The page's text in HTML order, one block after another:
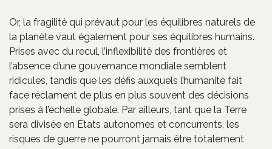
Or, la fragilité qui prévaut pour les équilibres naturels de
la planète vaut également pour ses équilibres humains.
Prises avec du recul, l’inflexibilité des frontières et
l’absence d’une gouvernance mondiale semblent
ridicules, tandis que les défis auxquels l’humanité fait
face réclament de plus en plus souvent des décisions
prises à l’échelle globale. Par ailleurs, tant que la Terre
sera divisée en États autonomes et concurrents, les
risques de guerre ne pourront jamais être totalement